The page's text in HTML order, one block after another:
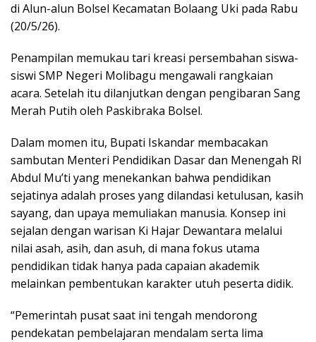
di Alun-alun Bolsel Kecamatan Bolaang Uki pada Rabu
(20/5/26).
Penampilan memukau tari kreasi persembahan siswa-
siswi SMP Negeri Molibagu mengawali rangkaian
acara. Setelah itu dilanjutkan dengan pengibaran Sang
Merah Putih oleh Paskibraka Bolsel.
Dalam momen itu, Bupati Iskandar membacakan
sambutan Menteri Pendidikan Dasar dan Menengah RI
Abdul Mu’ti yang menekankan bahwa pendidikan
sejatinya adalah proses yang dilandasi ketulusan, kasih
sayang, dan upaya memuliakan manusia. Konsep ini
sejalan dengan warisan Ki Hajar Dewantara melalui
nilai asah, asih, dan asuh, di mana fokus utama
pendidikan tidak hanya pada capaian akademik
melainkan pembentukan karakter utuh peserta didik.
“Pemerintah pusat saat ini tengah mendorong
pendekatan pembelajaran mendalam serta lima